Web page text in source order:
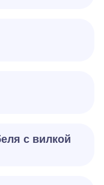
с вилкой